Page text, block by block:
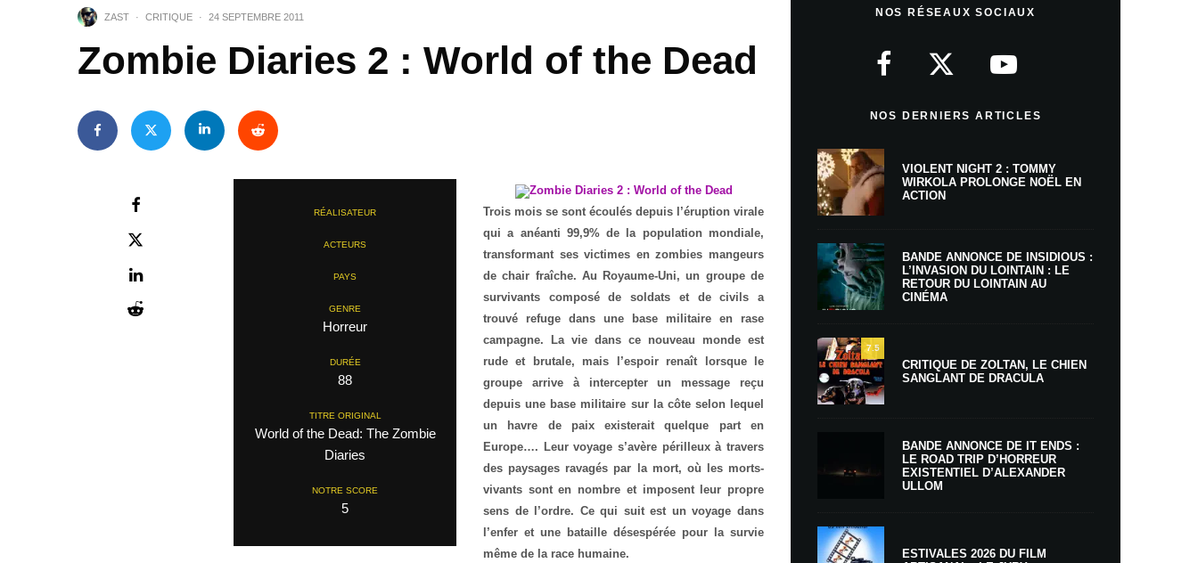
ZAST · CRITIQUE · 24 SEPTEMBRE 2011
Zombie Diaries 2 : World of the Dead
RÉALISATEUR
ACTEURS
PAYS
GENRE
Horreur
DURÉE
88
TITRE ORIGINAL
World of the Dead: The Zombie
Diaries
NOTRE SCORE
5
Trois mois se sont écoulés depuis l’éruption virale
qui a anéanti 99,9% de la population mondiale,
transformant ses victimes en zombies mangeurs
de chair fraîche. Au Royaume-Uni, un groupe de
survivants composé de soldats et de civils a
trouvé refuge dans une base militaire en rase
campagne. La vie dans ce nouveau monde est
rude et brutale, mais l’espoir renaît lorsque le
groupe arrive à intercepter un message reçu
depuis une base militaire sur la côte selon lequel
un havre de paix existerait quelque part en
Europe…. Leur voyage s’avère périlleux à travers
des paysages ravagés par la mort, où les morts-
vivants sont en nombre et imposent leur propre
sens de l’ordre. Ce qui suit est un voyage dans
l’enfer et une bataille désespérée pour la survie
même de la race humaine.
NOS RÉSEAUX SOCIAUX
NOS DERNIERS ARTICLES
VIOLENT NIGHT 2 : TOMMY
WIRKOLA PROLONGE NOËL EN
ACTION
BANDE ANNONCE DE INSIDIOUS :
L’INVASION DU LOINTAIN : LE
RETOUR DU LOINTAIN AU
CINÉMA
7.5
CRITIQUE DE ZOLTAN, LE CHIEN
SANGLANT DE DRACULA
BANDE ANNONCE DE IT ENDS :
LE ROAD TRIP D’HORREUR
EXISTENTIEL D’ALEXANDER
ULLOM
ESTIVALES 2026 DU FILM